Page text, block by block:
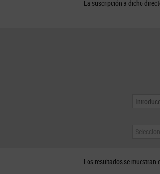
La suscripción a dicho
Los resultados se muestran